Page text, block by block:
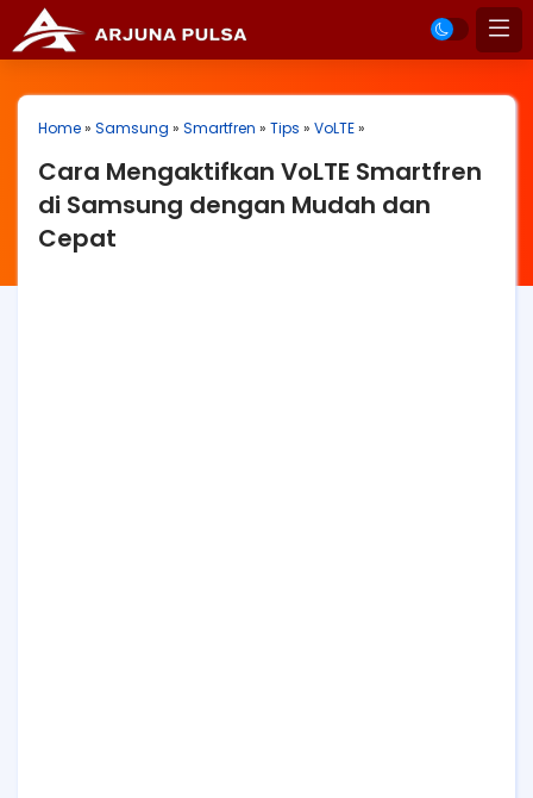
Home» Samsung » Smartfren » Tips » VoLTE»
Cara Mengaktifkan VoLTE Smartfren
di Samsung dengan Mudah dan
Cepat